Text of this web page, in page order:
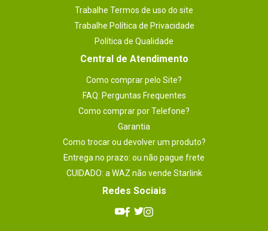
Trabalhe Termos de uso do site
Trabalhe Política de Privacidade
Política de Qualidade
Central de Atendimento
Como comprar pelo Site?
FAQ: Perguntas Frequentes
Como comprar por Telefone?
Garantia
Como trocar ou devolver um produto?
Entrega no prazo: ou não pague frete
CUIDADO: a WAZ não vende Starlink
Redes Sociais